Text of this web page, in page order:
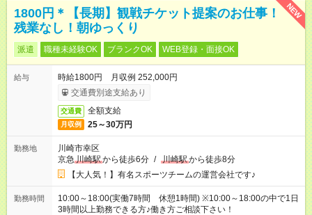
NEW
1800円＊【長期】観戦チケット提案のお仕事！
残業なし！朝ゆっくり
派遣 職種未経験OK ブランクOK WEB登録・面接OK
給与
時給1800円 月収例 252,000円
交通費別途支給あり
交通費 全額支給
月収例 25～30万円
勤務地
川崎市幸区
京急 川崎駅から徒歩6分 / 川崎駅から徒歩8分
【大人気！】有名スポーツチームの運営会社です♪
勤務時間
10:00～18:00(実働7時間 休憩1時間) ※10:00～18:00の中で1日
3時間以上勤務できる方♪働き方ご相談下さい！